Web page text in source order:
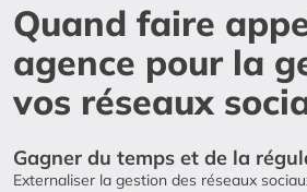
Quand faire
agence pour la
vos réseaux
Gagner du temps et de la
Externaliser la gestion des réseaux